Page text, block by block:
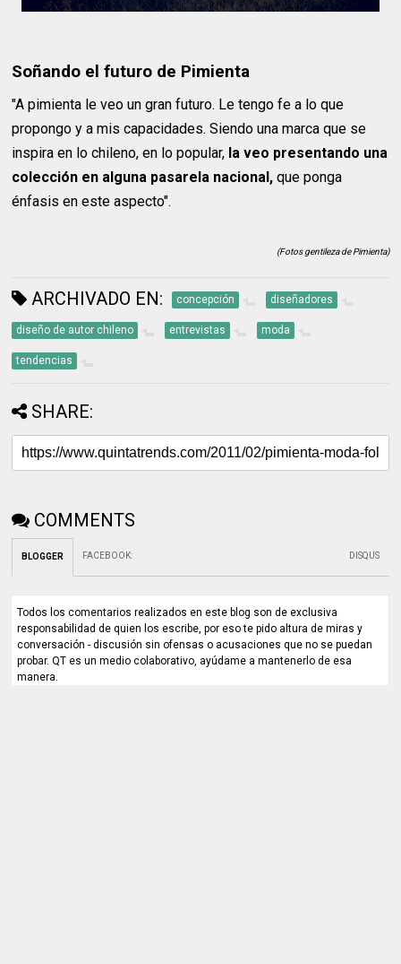
Soñando el futuro de Pimienta
"A pimienta le veo un gran futuro. Le tengo fe a lo que
propongo y a mis capacidades. Siendo una marca que se
inspira en lo chileno, en lo popular, la veo presentando una
colección en alguna pasarela nacional,que ponga
énfasis en este aspecto".
(Fotos gentileza de Pimienta)
ARCHIVADO EN: concepción diseñadores
diseño de autor chileno entrevistas moda
tendencias
SHARE:
COMMENTS
BLOGGER FACEBOOK: DISQUS
Todos los comentarios realizados en este blog son de exclusiva
responsabilidad de quien los escribe, por eso te pido altura de miras y
conversación - discusión sin ofensas o acusaciones que no se puedan
probar. QT es un medio colaborativo, ayúdame a mantenerlo de esa
manera.